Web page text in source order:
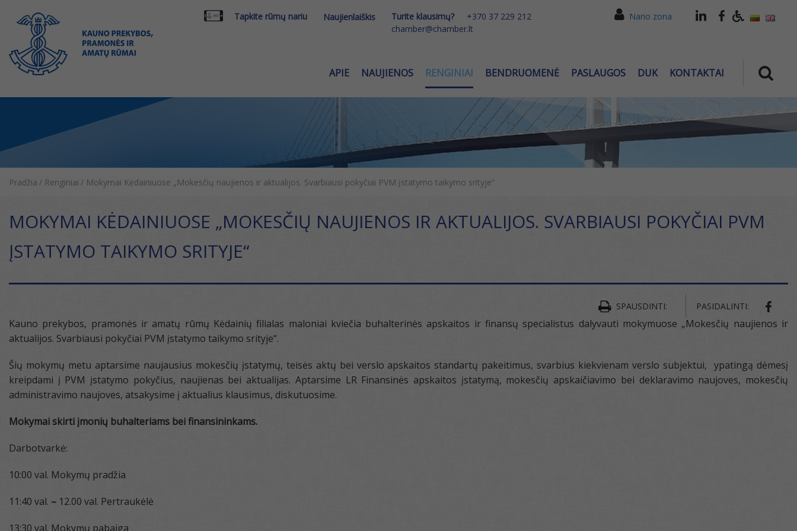
Tapkite rūmų nariu Naujienlaiškis Turite klausimų?
+370 37 229 212
chamber@chamber.lt
Nario zona
APIE NAUJIENOS RENGINIAI BENDRUOMENĖ PASLAUGOS DUK KONTAKTAI
Pradžia / Renginiai / Mokymai Kėdainiuose „Mokesčių naujienos ir aktualijos. Svarbiausi pokyčiai PVM įstatymo taikymo srityje“
MOKYMAI KĖDAINIUOSE „MOKESČIŲ NAUJIENOS IR AKTUALIJOS. SVARBIAUSI POKYČIAI PVM
ĮSTATYMO TAIKYMO SRITYJE“
SPAUSDINTI: PASIDALINTI:
Kauno prekybos, pramonės ir amatų rūmų Kėdainių filialas maloniai kviečia buhalterinės apskaitos ir finansų specialistus dalyvauti mokymuose „Mokesčių naujienos ir
aktualijos. Svarbiausi pokyčiai PVM įstatymo taikymo srityje“.
Šių mokymų metu aptarsime naujausius mokesčių įstatymų, teisės aktų bei verslo apskaitos standartų pakeitimus, svarbius kiekvienam verslo subjektui, ypatingą dėmesį
kreipdami į PVM įstatymo pokyčius, naujienas bei aktualijas. Aptarsime LR Finansinės apskaitos įstatymą, mokesčių apskaičiavimo bei deklaravimo naujoves, mokesčių
administravimo naujoves, atsakysime į aktualius klausimus, diskutuosime.
Mokymai skirti įmonių buhalteriams bei finansininkams.
Darbotvarkė:
10:00 val. Mokymų pradžia
11:40 val. – 12.00 val. Pertraukėlė
13:30 val. Mokymų pabaiga